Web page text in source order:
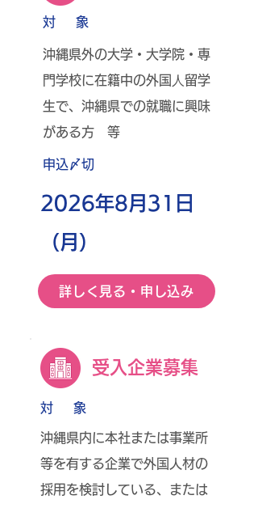
対 象
沖縄県外の大学・大学院・専
門学校に在籍中の外国⼈留学
生で、沖縄県での就職に興味
がある方 等
​申込〆切
2026年8月31日
（月）
詳しく見る・申し込み
受入企業募集
対 象
沖縄県内に本社または事業所
等を有する企業で外国人材の
採用を検討している、または